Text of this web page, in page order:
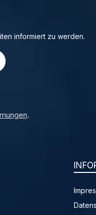
informiert zu werden.
.